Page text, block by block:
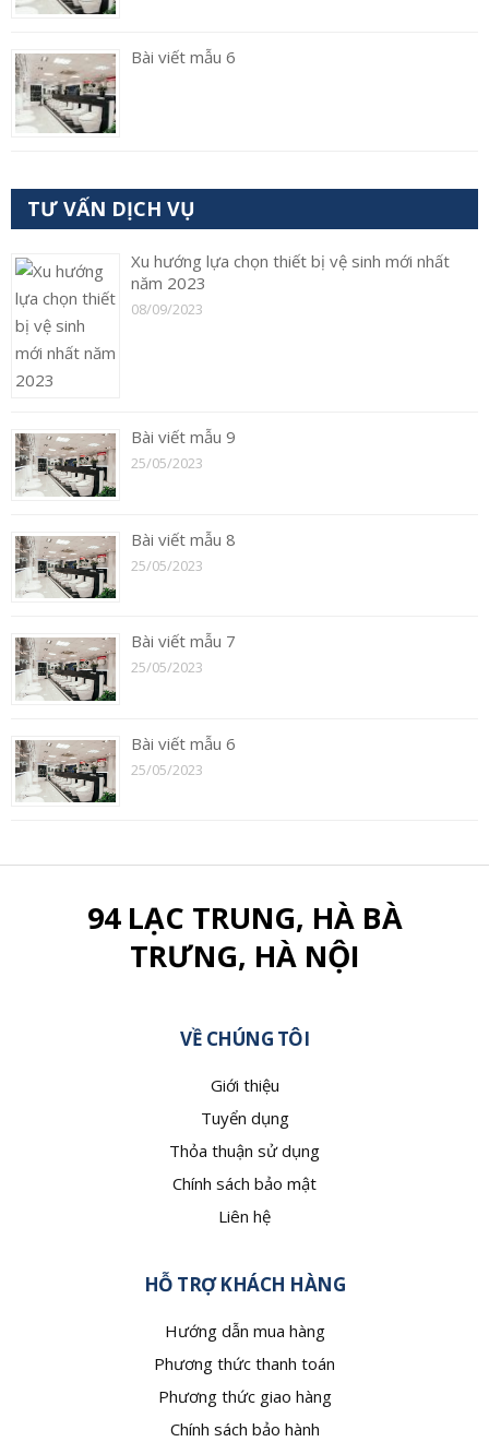
Bài viết mẫu 6
TƯ VẤN DỊCH VỤ
Xu hướng lựa chọn thiết bị vệ sinh mới nhất
năm 2023
08/09/2023
Bài viết mẫu 9
25/05/2023
Bài viết mẫu 8
25/05/2023
Bài viết mẫu 7
25/05/2023
Bài viết mẫu 6
25/05/2023
94 LẠC TRUNG, HÀ BÀ
TRƯNG, HÀ NỘI
VỀ CHÚNG TÔI
Giới thiệu
Tuyển dụng
Thỏa thuận sử dụng
Chính sách bảo mật
Liên hệ
HỖ TRỢ KHÁCH HÀNG
Hướng dẫn mua hàng
Phương thức thanh toán
Phương thức giao hàng
Chính sách bảo hành